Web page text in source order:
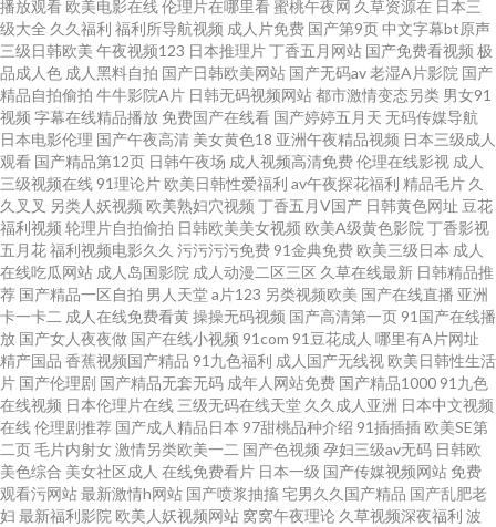
超碰综合91 日韩精品久久成人无码 91视频精品视频 人妻黄址 91自慰不挡隐
私视频 日朝精品BB A级在线日韩 日韩欧美有码无码中文 91视频磁力链接 久
草视频福利 中文字幕强奸 欧美变态另类f 91在线观看官网 内射黑丝91av 91
精品传媒 久久嫩草精品视频 91传媒免费看 国产精品久久 午夜福利拍拍看 人
妻一区二区三区传媒 久草视频资源福利 国产精品久久玫 91日韩免费看 人人
操人人乐 91秦先生在线播放 欧美成人精品 91国自产啪 蜜桃成人福利视频 99
精品只有精品 午夜福利视频站 超碰成人91AV在线 先锋影音va日韩有码 色妞
干网免费视频网站 91在线公开视频 欧美日韩色五月 91撸免费看 久久99国产
精品99 91n首页 国产精品夜夜 中回人妻丝袜一区三区 国产精品色悠悠 性交
影院 爱豆伊人自拍 成人六月丁香婷婷 亚洲先锋资源网 成人品网站在线观看
播放观看 欧美电影在线伦理片在哪里看蜜桃午夜网 久草资源在 日本三
级大全 久久福利 福利所导航视频 成人片免费 国产第9页中文字幕bt原声
三级日韩欧美 午夜视频123 日本推理片丁香五月网站 国产免费看视频 极
品成人色 成人黑料自拍 国产日韩欧美网站 国产无码av老湿A片影院 国产
精品自拍偷拍 牛牛影院A片 日韩无码视频网站都市激情变态另类 男女91
视频 字幕在线精品播放 免费国产在线看 国产婷婷五月天 无码传媒导航
日本电影伦理 国产午夜高清 美女黄色18 亚洲午夜精品视频 日本三级成人
观看 国产精品第12页 日韩午夜场 成人视频高清免费伦理在线影视 成人
三级视频在线 91理论片 欧美日韩性爱福利 av午夜探花福利 精品毛片 久
久叉叉 另类人妖视频 欧美熟妇穴视频 丁香五月V国产 日韩黄色网址 豆花
福利视频 轮理片自拍偷拍 日韩欧美美女视频 欧美A级黄色影院 丁香影视
五月花福利视频电影久久 污污污污免费 91金典免费 欧美三级日本 成人
在线吃瓜网站 成人岛国影院 成人动漫二区三区 久草在线最新 日韩精品推
荐 国产精品一区自拍 男人天堂a片123 另类视频欧美 国产在线直播 亚洲
卡一卡二 成人在线免费看黄操操无码视频 国产高清第一页 91国产在线播
放 国产女人夜夜做 国产在线小视频 91com 91豆花成人 哪里有A片网址
精产国品 香蕉视频国产精品 91九色福利 成人国产无线视 欧美日韩性生活
片 国产伦理剧 国产精品无套无码 成年人网站免费 国产精品1000 91九色
在线视频 日本伦理片在线 三级无码在线天堂 久久成人亚洲 日本中文视频
在线伦理剧推荐 国产成人精品日本 97甜桃品种介绍 91插插插 欧美SE第
二页毛片内射女激情另类欧美一二 国产色视频 孕妇三级av无码 日韩欧
美色综合 美女社区成人 在线免费看片 日本一级 国产传媒视频网站 免费
观看污网站最新激情h网站 国产喷浆抽搐宅男久久国产精品 国产乱肥老
妇 最新福利影院 欧美人妖视频网站 窝窝午夜理论 久草视频深夜福利 波